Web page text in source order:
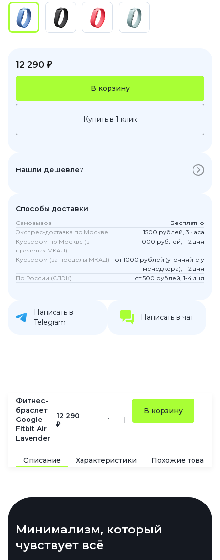
12 290 ₽
В корзину
Купить в 1 клик
Нашли дешевле?
Способы доставки
Самовывоз
Бесплатно
Экспрес-доставка по Москве
1500 рублей, 3 часа
Курьером по Москве (в
пределах МКАД)
1000 рублей, 1-2 дня
Курьером (за пределы МКАД)
от 1000 рублей (уточняйте у
менеджера), 1-2 дня
По России (СДЭК)
от 500 рублей, 1-4 дня
Написать в
Telegram
Написать в чат
Фитнес-
браслет
Google
Fitbit Air
Lavender
12 290
₽
В корзину
Описание Характеристики Похожие товары
Минимализм, который
чувствует всё